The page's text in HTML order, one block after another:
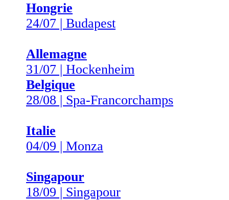
Hongrie
24/07 | Budapest
Allemagne
31/07 | Hockenheim
Belgique
28/08 | Spa-Francorchamps
Italie
04/09 | Monza
Singapour
18/09 | Singapour